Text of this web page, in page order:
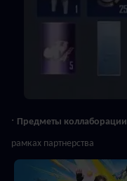
· Предметы коллаборации
рамках партнерства